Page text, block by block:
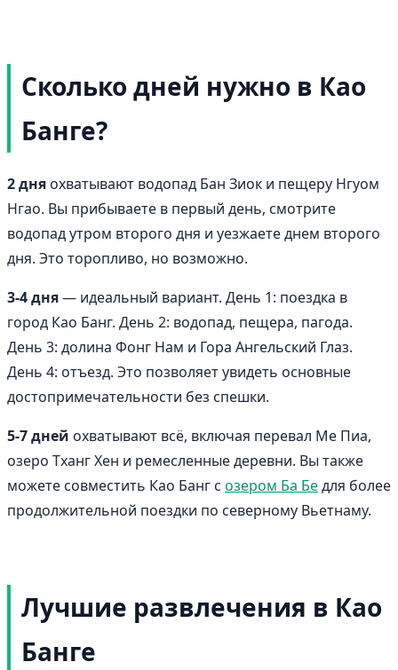
Сколько дней нужно в Као
Банге?
2 дня охватывают водопад Бан Зиок и пещеру Нгуом
Нгао. Вы прибываете в первый день, смотрите
водопад утром второго дня и уезжаете днем второго
дня. Это торопливо, но возможно.
3-4 дня— идеальный вариант. День 1: поездка в
город Као Банг. День 2: водопад, пещера, пагода.
День 3: долина Фонг Нам и Гора Ангельский Глаз.
День 4: отъезд. Это позволяет увидеть основные
достопримечательности без спешки.
5-7 дней охватывают всё, включая перевал Ме Пиа,
озеро Тханг Хен и ремесленные деревни. Вы также
можете совместить Као Банг с озером Ба Бедля более
продолжительной поездки по северному Вьетнаму.
Лучшие развлечения в Као
Банге